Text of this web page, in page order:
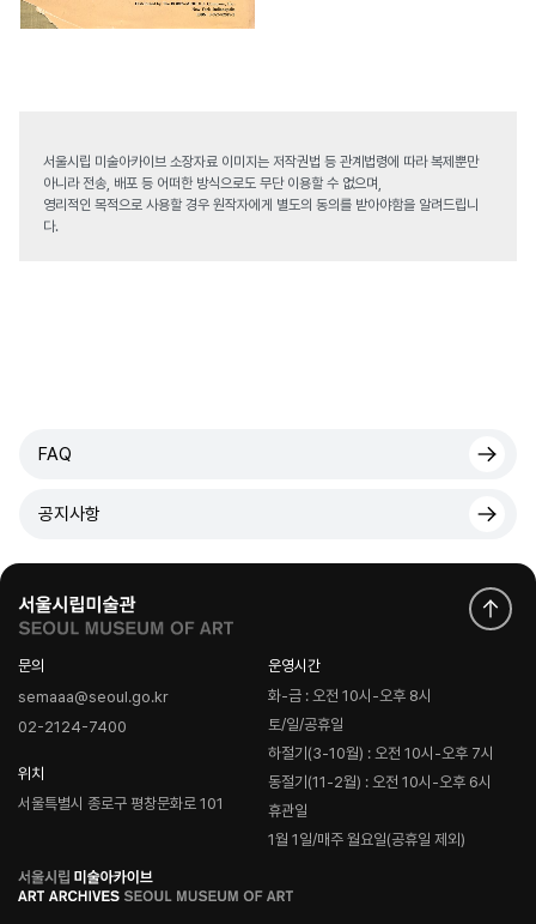
서울시립 미술아카이브 소장자료 이미지는 저작권법 등 관계법령에 따라 복제뿐만
아니라 전송, 배포 등 어떠한 방식으로도 무단 이용할 수 없으며,
영리적인 목적으로 사용할 경우 원작자에게 별도의 동의를 받아야함을 알려드립니
다.
FAQ
공지사항
문의
semaaa@seoul.go.kr
02-2124-7400
위치
서울특별시 종로구 평창문화로 101
운영시간
화-금 : 오전 10시-오후 8시
토/일/공휴일
하절기(3-10월) : 오전 10시-오후 7시
동절기(11-2월) : 오전 10시-오후 6시
휴관일
1월 1일/매주 월요일(공휴일 제외)
로
고